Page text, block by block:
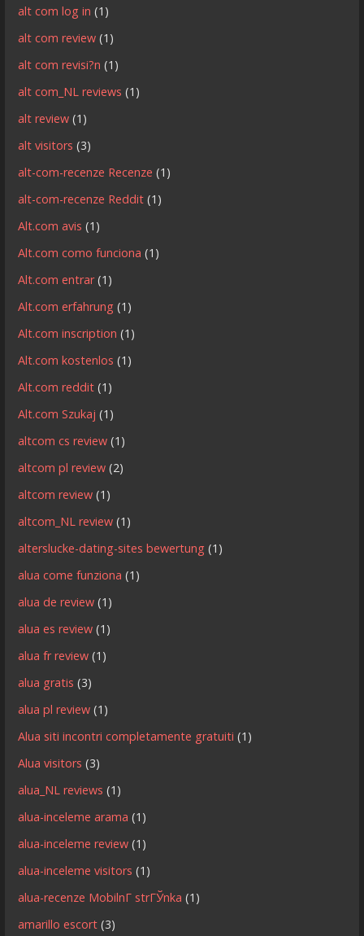
alt com log in (1)
alt com review (1)
alt com revisi?n (1)
alt com_NL reviews (1)
alt review (1)
alt visitors (3)
alt-com-recenze Recenze (1)
alt-com-recenze Reddit (1)
Alt.com avis (1)
Alt.com como funciona (1)
Alt.com entrar(1)
Alt.com erfahrung (1)
Alt.com inscription (1)
Alt.com kostenlos (1)
Alt.com reddit (1)
Alt.com Szukaj (1)
altcom cs review (1)
altcom pl review (2)
altcom review (1)
altcom_NL review (1)
alterslucke-dating-sites bewertung (1)
alua come funziona (1)
alua de review (1)
alua es review (1)
alua fr review (1)
alua gratis (3)
alua pl review (1)
Alua siti incontri completamente gratuiti (1)
Alua visitors (3)
alua_NL reviews (1)
alua-inceleme arama (1)
alua-inceleme review (1)
alua-inceleme visitors (1)
alua-recenze MobilnГ­ strГЎnka (1)
amarillo escort (3)